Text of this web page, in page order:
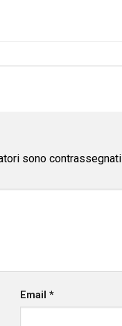
sono contrassegnati
Email *